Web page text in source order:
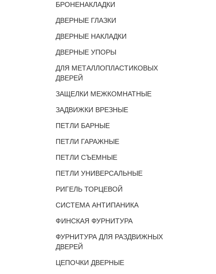
БРОНЕНАКЛАДКИ
ДВЕРНЫЕ ГЛАЗКИ
ДВЕРНЫЕ НАКЛАДКИ
ДВЕРНЫЕ УПОРЫ
ДЛЯ МЕТАЛЛОПЛАСТИКОВЫХ
ДВЕРЕЙ
ЗАЩЕЛКИ МЕЖКОМНАТНЫЕ
ЗАДВИЖКИ ВРЕЗНЫЕ
ПЕТЛИ БАРНЫЕ
ПЕТЛИ ГАРАЖНЫЕ
ПЕТЛИ СЪЕМНЫЕ
ПЕТЛИ УНИВЕРСАЛЬНЫЕ
РИГЕЛЬ ТОРЦЕВОЙ
СИСТЕМА АНТИПАНИКА
ФИНСКАЯ ФУРНИТУРА
ФУРНИТУРА ДЛЯ РАЗДВИЖНЫХ
ДВЕРЕЙ
ЦЕПОЧКИ ДВЕРНЫЕ